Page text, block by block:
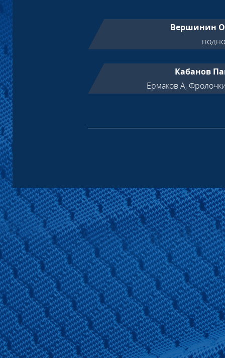
Вершинин
Кабанов
Ермаков А,